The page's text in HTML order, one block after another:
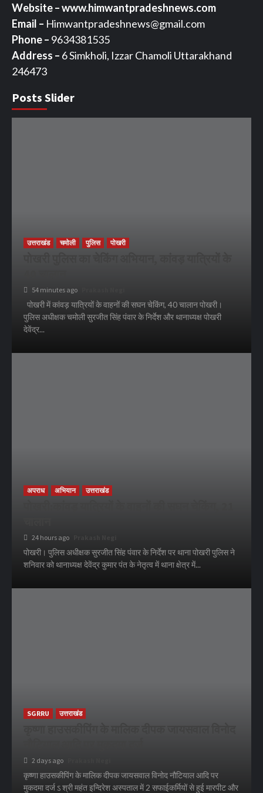
Website – www.himwantpradeshnews.com
Email – Himwantpradeshnews@gmail.com
Phone – 9634381535
Address – 6 Simkholi, Izzar Chamoli Uttarakhand
246473
Posts Slider
उत्तराखंड चमोली पुलिस पोखरी
54 minutes ago
पोखरी में कांवड़ यात्रियों के वाहनों की सघन चेकिंग, 40 चालान पोखरी।
पुलिस अधीक्षक चमोली सुरजीत सिंह पंवार के निर्देश और थानाध्यक्ष पोखरी
देवेंद्र...
अपराध अभियान उत्तराखंड
24 hours ago
पोखरी। पुलिस अधीक्षक सुरजीत सिंह पंवार के निर्देश पर थाना पोखरी पुलिस ने
शनिवार को थानाध्यक्ष देवेंद्र कुमार पंत के नेतृत्व में थाना क्षेत्र में...
SGRRU उत्तराखंड
2 days ago
कृष्णा हाउसकीपिंग के मालिक दीपक जायसवाल विनोद नौटियाल आदि पर
मुकदमा दर्ज ऽ श्री महंत इन्दिरेश अस्पताल में 2 सफाईकर्मियों से हुई मारपीट और